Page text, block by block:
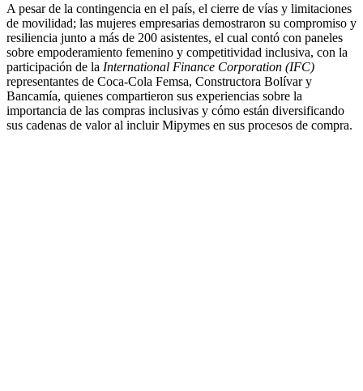
A pesar de la contingencia en el país, el cierre de vías y limitaciones
de movilidad; las mujeres empresarias demostraron su compromiso y
resiliencia junto a más de 200 asistentes, el cual contó con paneles
sobre empoderamiento femenino y competitividad inclusiva, con la
participación de la International Finance Corporation (IFC)
representantes de Coca-Cola Femsa, Constructora Bolívar y
Bancamía, quienes compartieron sus experiencias sobre la
importancia de las compras inclusivas y cómo están diversificando
sus cadenas de valor al incluir Mipymes en sus procesos de compra.